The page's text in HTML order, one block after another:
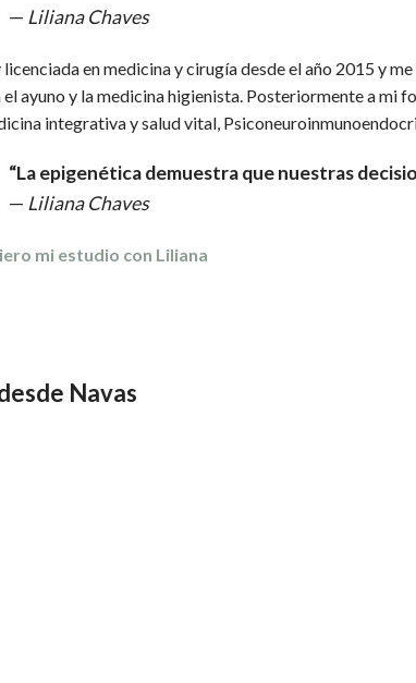
— Liliana Chaves
licenciada en medicina y cirugía desde el año 2015 y
el ayuno y la medicina higienista. Posteriormente a mi
integrativa y salud vital,
“La epigenética demuestra que nuestras
— Liliana Chaves
mi estudio con Liliana
Navas